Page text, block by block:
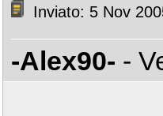
Inviato: 5 Nov
-Alex90- -